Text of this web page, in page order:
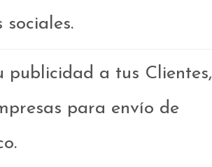
a tus Clientes,
para envío de